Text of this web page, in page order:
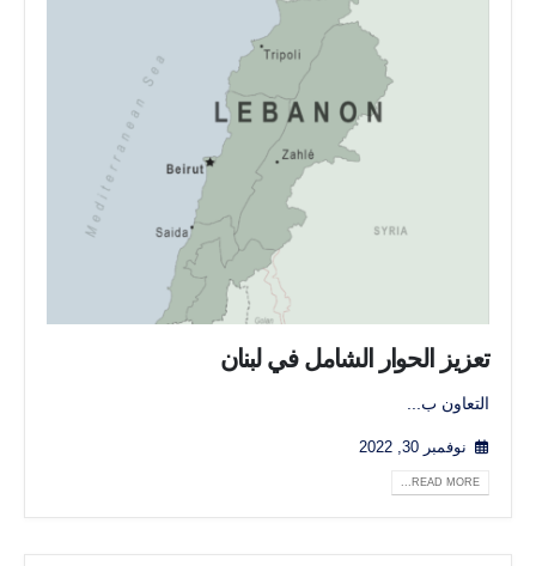
تعزيز الحوار الشامل في لبنان
التعاون ب...
نوفمبر 30, 2022
READ MORE...